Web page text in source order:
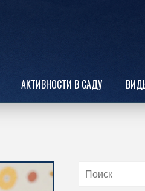
АКТИВНОСТИ В САДУ